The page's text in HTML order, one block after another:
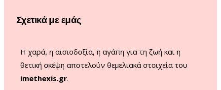
Σχετικά με εμάς
Η χαρά, η αισιοδοξία, η αγάπη για τη ζωή και η
θετική σκέψη αποτελούν θεμελιακά στοιχεία του
imethexis.gr.